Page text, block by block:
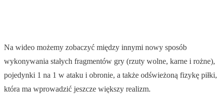
Na wideo możemy zobaczyć między innymi nowy sposób
wykonywania stałych fragmentów gry (rzuty wolne, karne i rożne),
pojedynki 1 na 1 w ataku i obronie, a także odświeżoną fizykę piłki,
która ma wprowadzić jeszcze większy realizm.